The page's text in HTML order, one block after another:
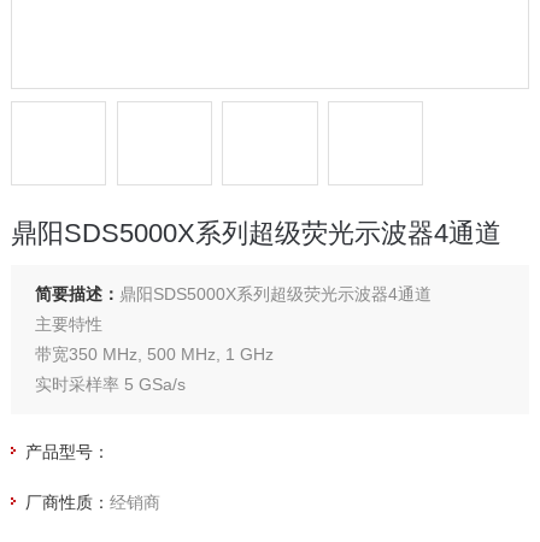
鼎阳SDS5000X系列超级荧光示波器4通道
简要描述： 鼎阳SDS5000X系列超级荧光示波器4通道
主要特性
带宽350 MHz, 500 MHz, 1 GHz
实时采样率 5 GSa/s
波形刷新率500,000 wfm/s（Sequence模式）
产品型号：
厂商性质： 经销商